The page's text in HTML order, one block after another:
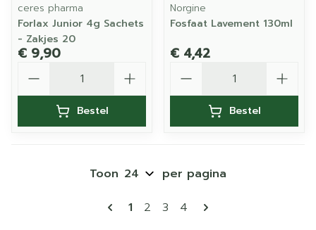
ceres pharma
Forlax Junior 4g Sachets
- Zakjes 20
€ 9,90
Bestel
Norgine
Fosfaat Lavement 130ml
€ 4,42
Bestel
Pagina's
U lees momenteel pagina
1 Pagina
2 Pagina
3 Pagina
4
Toon per pagina